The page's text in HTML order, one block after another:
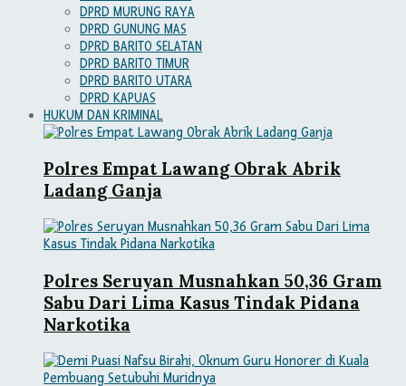
DPRD MURUNG RAYA
DPRD GUNUNG MAS
DPRD BARITO SELATAN
DPRD BARITO TIMUR
DPRD BARITO UTARA
DPRD KAPUAS
HUKUM DAN KRIMINAL
Polres Empat Lawang Obrak Abrik
Ladang Ganja
Polres Seruyan Musnahkan 50,36 Gram
Sabu Dari Lima Kasus Tindak Pidana
Narkotika